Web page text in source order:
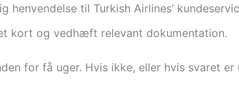
henvendelse til Turkish Airlines’
kort og vedhæft relevant dokumentation.
for få uger. Hvis ikke, eller hvis svaret